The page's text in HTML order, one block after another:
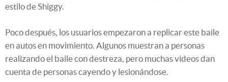
estilo de Shiggy.
Poco después, los usuarios empezaron a replicar este baile
en autos en movimiento. Algunos muestran a personas
realizando el baile con destreza, pero muchas videos dan
cuenta de personas cayendo y lesionándose.